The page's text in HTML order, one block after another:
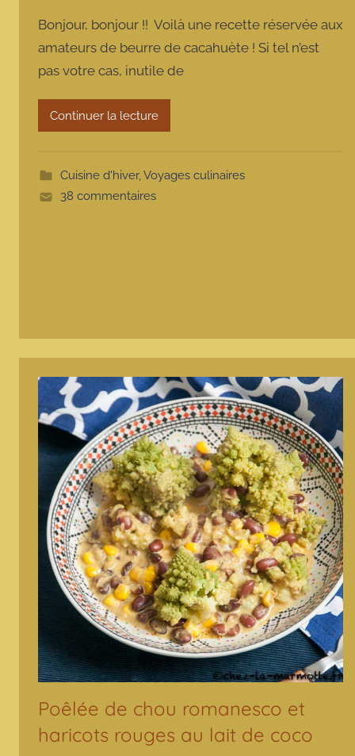
r
m
a
o
t
Bonjour, bonjour !! Voilà une recette réservée aux
amateurs de beurre de cacahuète ! Si tel n’est
pas votre cas, inutile de
Continuer la lecture
Cuisine d'hiver,Voyages culinaires
38 commentaires
Poêlée de chou romanesco et
haricots rouges au lait de coco